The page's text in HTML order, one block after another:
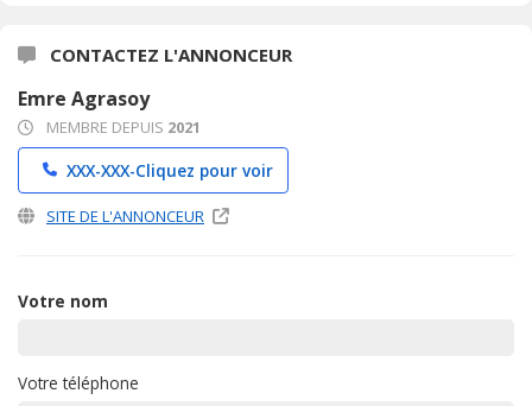
CONTACTEZ L'ANNONCEUR
Emre Agrasoy
MEMBRE DEPUIS 2021
XXX-XXX-Cliquez pour voir
SITE DE L'ANNONCEUR
Votre nom
Votre téléphone